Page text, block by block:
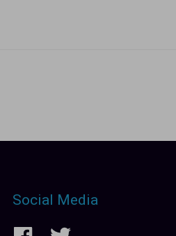
Social Media